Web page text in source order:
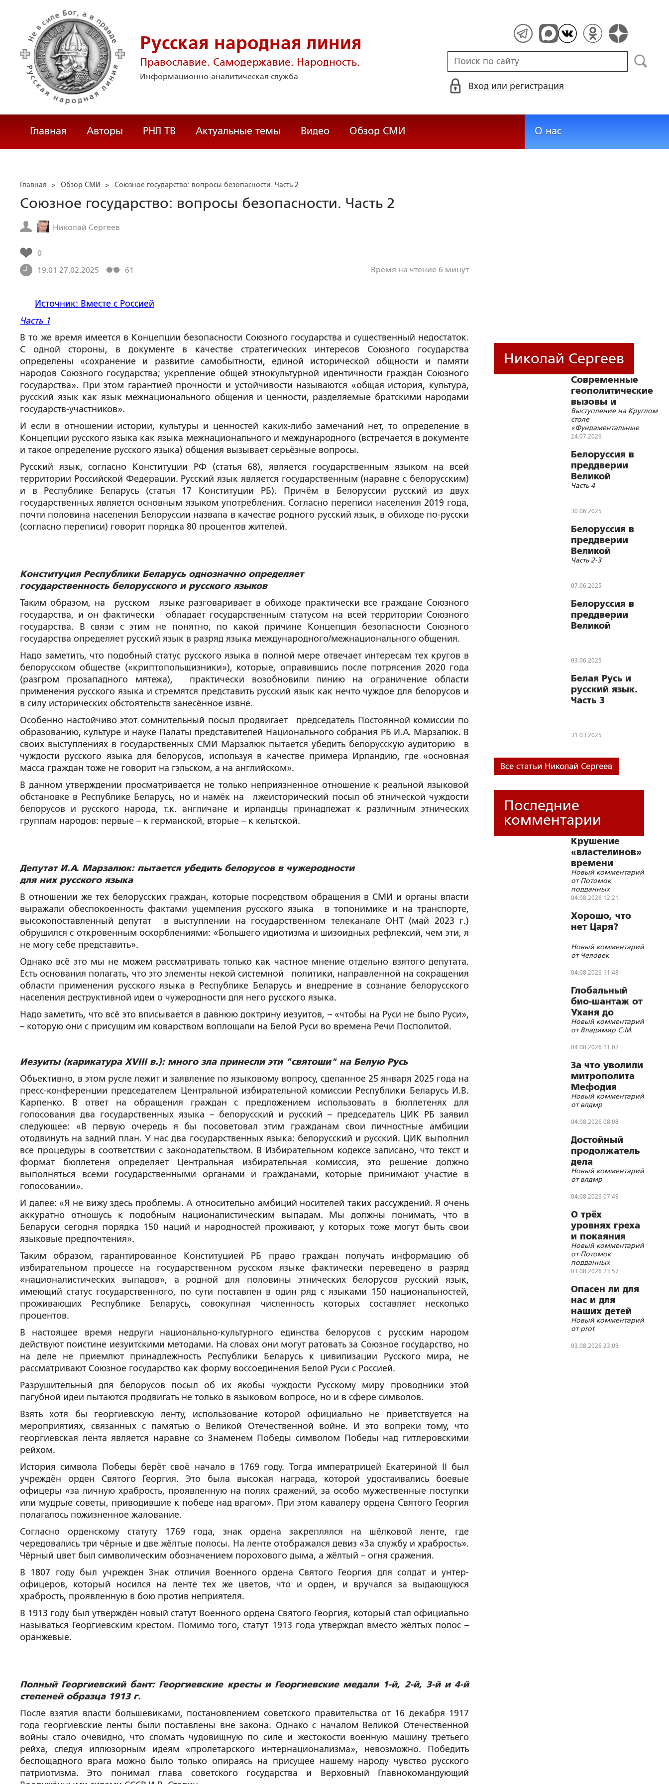
Русская народная линия
Православие. Самодержавие. Народность.
Информационно-аналитическая служба
Вход или регистрация
Главная Авторы РНЛ ТВ Актуальные темы Видео Обзор СМИ О нас
Главная > Обзор СМИ > Союзное государство: вопросы безопасности. Часть 2
Союзное государство: вопросы безопасности. Часть 2
Николай Сергеев
0
19:01 27.02.2025
61 Время на чтение 6 минут
Источник: Вместе с Россией
Часть 1
В то же время имеется в Концепции безопасности Союзного государства и существенный недостаток.
С одной стороны, в документе в качестве стратегических интересов Союзного государства
определены «сохранение и развитие самобытности, единой исторической общности и памяти
народов Союзного государства; укрепление общей этнокультурной идентичности граждан Союзного
государства». При этом гарантией прочности и устойчивости называются «общая история, культура,
русский язык как язык межнационального общения и ценности, разделяемые братскими народами
государств-участников».
И если в отношении истории, культуры и ценностей каких-либо замечаний нет, то определение в
Концепции русского языка как языка межнационального и международного (встречается в документе
и такое определение русского языка) общения вызывает серьёзные вопросы.
Русский язык, согласно Конституции РФ (статья 68), является государственным языком на всей
территории Российской Федерации. Русский язык является государственным (наравне с белорусским)
и в Республике Беларусь (статья 17 Конституции РБ). Причём в Белоруссии русский из двух
государственных является основным языком употребления. Согласно переписи населения 2019 года,
почти половина населения Белоруссии назвала в качестве родного русский язык, в обиходе по-русски
(согласно переписи) говорит порядка 80 процентов жителей.
Конституция Республики Беларусь однозначно определяет
государственность белорусского и русского языков
Таким образом, на русском языке разговаривает в обиходе практически все граждане Союзного
государства, и он фактически обладает государственным статусом на всей территории Союзного
государства. В связи с этим не понятно, по какой причине Концепция безопасности Союзного
государства определяет русский язык в разряд языка международного/межнационального общения.
Надо заметить, что подобный статус русского языка в полной мере отвечает интересам тех кругов в
белорусском обществе («криптопольщизники»), которые, оправившись после потрясения 2020 года
(разгром прозападного мятежа), практически возобновили линию на ограничение области
применения русского языка и стремятся представить русский язык как нечто чуждое для белорусов и
в силу исторических обстоятельств занесённое извне.
Особенно настойчиво этот сомнительный посыл продвигает председатель Постоянной комиссии по
образованию, культуре и науке Палаты представителей Национального собрания РБ И.А. Марзалюк. В
своих выступлениях в государственных СМИ Марзалюк пытается убедить белорусскую аудиторию в
чуждости русского языка для белорусов, используя в качестве примера Ирландию, где «основная
масса граждан тоже не говорит на гэльском, а на английском».
В данном утверждении просматривается не только неприязненное отношение к реальной языковой
обстановке в Республике Беларусь, но и намёк на лжеисторический посыл об этнической чуждости
белорусов и русского народа, т.к. англичане и ирландцы принадлежат к различным этнических
группам народов: первые – к германской, вторые – к кельтской.
Депутат И.А. Марзалюк: пытается убедить белорусов в чужеродности
для них русского языка
В отношении же тех белорусских граждан, которые посредством обращения в СМИ и органы власти
выражали обеспокоенность фактами ущемления русского языка в топонимике и на транспорте,
высокопоставленный депутат в выступлении на государственном телеканале ОНТ (май 2023 г.)
обрушился с откровенным оскорблениями: «Большего идиотизма и шизоидных рефлексий, чем эти, я
не могу себе представить».
Однако всё это мы не можем рассматривать только как частное мнение отдельно взятого депутата.
Есть основания полагать, что это элементы некой системной политики, направленной на сокращения
области применения русского языка в Республике Беларусь и внедрение в сознание белорусского
населения деструктивной идеи о чужеродности для него русского языка.
Надо заметить, что всё это вписывается в давнюю доктрину иезуитов, – «чтобы на Руси не было Руси»,
– которую они с присущим им коварством воплощали на Белой Руси во времена Речи Посполитой.
Иезуиты (карикатура XVIII в.): много зла принесли эти "святоши" на Белую Русь
Объективно, в этом русле лежит и заявление по языковому вопросу, сделанное 25 января 2025 года на
пресс-конференции председателем Центральной избирательной комиссии Республики Беларусь И.В.
Карпенко. В ответ на обращения граждан с предложением использовать в бюллетенях для
голосования два государственных языка – белорусский и русский – председатель ЦИК РБ заявил
следующее: «В первую очередь я бы посоветовал этим гражданам свои личностные амбиции
отодвинуть на задний план. У нас два государственных языка: белорусский и русский. ЦИК выполнил
все процедуры в соответствии с законодательством. В Избирательном кодексе записано, что текст и
формат бюллетеня определяет Центральная избирательная комиссия, это решение должно
выполняться всеми государственными органами и гражданами, которые принимают участие в
голосовании».
И далее: «Я не вижу здесь проблемы. А относительно амбиций носителей таких рассуждений. Я очень
аккуратно отношусь к подобным националистическим выпадам. Мы должны понимать, что в
Беларуси сегодня порядка 150 наций и народностей проживают, у которых тоже могут быть свои
языковые предпочтения».
Таким образом, гарантированное Конституцией РБ право граждан получать информацию об
избирательном процессе на государственном русском языке фактически переведено в разряд
«националистических выпадов», а родной для половины этнических белорусов русский язык,
имеющий статус государственного, по сути поставлен в один ряд с языками 150 национальностей,
проживающих Республике Беларусь, совокупная численность которых составляет несколько
процентов.
В настоящее время недруги национально-культурного единства белорусов с русским народом
действуют поистине иезуитскими методами. На словах они могут ратовать за Союзное государство, но
на деле не приемлют принадлежность Республики Беларусь к цивилизации Русского мира, не
рассматривают Союзное государство как форму воссоединения Белой Руси с Россией.
Разрушительный для белорусов посыл об их якобы чуждости Русскому миру проводники этой
пагубной идеи пытаются продвигать не только в языковом вопросе, но и в сфере символов.
Взять хотя бы георгиевскую ленту, использование которой официально не приветствуется на
мероприятиях, связанных с памятью о Великой Отечественной войне. И это вопреки тому, что
георгиевская лента является наравне со Знаменем Победы символом Победы над гитлеровскими
рейхом.
История символа Победы берёт своё начало в 1769 году. Тогда императрицей Екатериной II был
учреждён орден Святого Георгия. Это была высокая награда, которой удостаивались боевые
офицеры «за личную храбрость, проявленную на полях сражений, за особо мужественные поступки
или мудрые советы, приводившие к победе над врагом». При этом кавалеру ордена Святого Георгия
полагалось пожизненное жалование.
Согласно орденскому статуту 1769 года, знак ордена закреплялся на шёлковой ленте, где
чередовались три чёрные и две жёлтые полосы. На ленте отображался девиз «За службу и храбрость».
Чёрный цвет был символическим обозначением порохового дыма, а жёлтый – огня сражения.
В 1807 году был учрежден Знак отличия Военного ордена Святого Георгия для солдат и унтер-
офицеров, который носился на ленте тех же цветов, что и орден, и вручался за выдающуюся
храбрость, проявленную в бою против неприятеля.
В 1913 году был утверждён новый статут Военного ордена Святого Георгия, который стал официально
называться Георгиевским крестом. Помимо того, статут 1913 года утверждал вместо жёлтых полос –
оранжевые.
Полный Георгиевский бант: Георгиевские кресты и Георгиевские медали 1-й, 2-й, 3-й и 4-й
степеней образца 1913 г.
После взятия власти большевиками, постановлением советского правительства от 16 декабря 1917
года георгиевские ленты были поставлены вне закона. Однако с началом Великой Отечественной
войны стало очевидно, что сломать чудовищную по силе и жестокости военную машину третьего
рейха, следуя иллюзорным идеям «пролетарского интернационализма», невозможно. Победить
беспощадного врага можно было только опираясь на присущее нашему народу чувство русского
патриотизма. Это понимал глава советского государства и Верховный Главнокомандующий
Николай Сергеев
Современные
геополитические
вызовы и
цивилизационные
основы Союзного
государства
Выступление на Круглом
столе
«Фундаментальные
основы Союзного
современные
геополитические
вызовы»
24.07.2026
Белоруссия в
преддверии
Великой
Отечественной.
советской
Часть 4
30.06.2025
Белоруссия в
преддверии
Великой
Отечественной.
советской
Часть 2-3
07.06.2025
Белоруссия в
преддверии
Великой
государственности.
03.06.2025
Белая Русь и
русский язык.
Часть 3
31.03.2025
Все статьи Николай Сергеев
Последние
комментарии
Крушение
«властелинов»
времени
Новый комментарий
от Потомок
подданных
Императора
04.08.2026 12:21
Хорошо, что
нет Царя?
Новый комментарий
от Человек
04.08.2026 11:48
Глобальный
био-шантаж от
Уханя до
Украины
Новый комментарий
от Владимир С.М.
04.08.2026 11:02
За что уволили
митрополита
Мефодия
(Немцова)?
Новый комментарий
от влдмр
04.08.2026 08:08
Достойный
продолжатель
дела
Губельмана-
Ярославского
Новый комментарий
от влдмр
04.08.2026 07:49
О трёх
уровнях греха
и покаяния
Новый комментарий
от Потомок
подданных
Императора
03.08.2026 23:57
Опасен ли для
нас и для
наших детей
«бегущий
гуру»?
Новый комментарий
от prot
03.08.2026 23:09